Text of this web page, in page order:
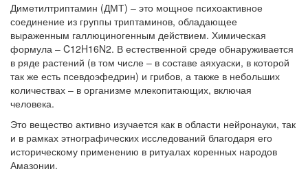
Диметилтриптамин (ДМТ) – это мощное психоактивное
соединение из группы триптаминов, обладающее
выраженным галлюциногенным действием. Химическая
формула – C12H16N2. В естественной среде обнаруживается
в ряде растений (в том числе – в составе аяхуаски, в которой
так же есть псевдоэфедрин) и грибов, а также в небольших
количествах – в организме млекопитающих, включая
человека.
Это вещество активно изучается как в области нейронауки, так
и в рамках этнографических исследований благодаря его
историческому применению в ритуалах коренных народов
Амазонии.